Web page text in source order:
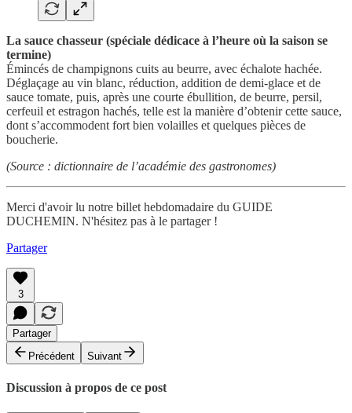
La sauce chasseur (spéciale dédicace à l’heure où la saison se
termine)
Émincés de champignons cuits au beurre, avec échalote hachée.
Déglaçage au vin blanc, réduction, addition de demi-glace et de
sauce tomate, puis, après une courte ébullition, de beurre, persil,
cerfeuil et estragon hachés, telle est la manière d’obtenir cette sauce,
dont s’accommodent fort bien volailles et quelques pièces de
boucherie.
(Source : dictionnaire de l’académie des gastronomes)
Merci d'avoir lu notre billet hebdomadaire du GUIDE
DUCHEMIN. N'hésitez pas à le partager !
Partager
3
Partager
Précédent
Suivant
Discussion à propos de ce post